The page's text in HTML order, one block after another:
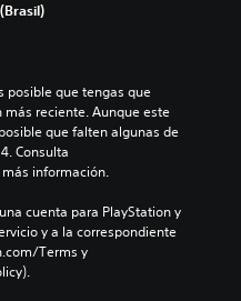
(Brasil)
posible que tengas que
reciente. Aunque este
que falten algunas de
Consulta
información.
cuenta para PlayStation y
y a la correspondiente
Terms y